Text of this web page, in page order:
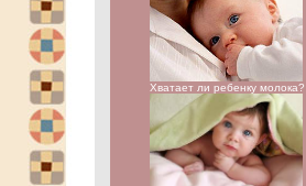
Хватает ли ребенку молока?